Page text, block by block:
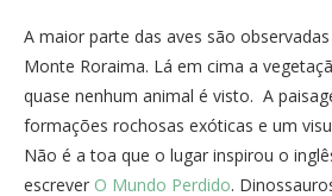
A maior parte das aves são
Monte Roraima. Lá em cima a
quase nenhum animal é visto. A
formações rochosas exóticas e um
Não é a toa que o lugar inspirou o
escrever O Mundo Perdido.